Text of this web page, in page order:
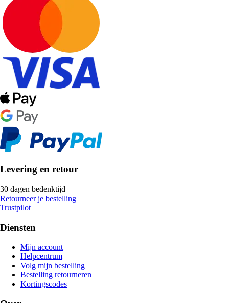
Levering en retour
30 dagen bedenktijd
Retourneer je bestelling
Trustpilot
Diensten
Mijn account
Helpcentrum
Volg mijn bestelling
Bestelling retourneren
Kortingscodes